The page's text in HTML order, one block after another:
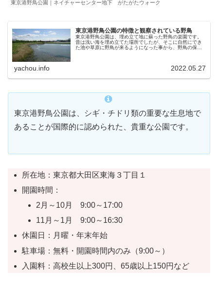
東京港野鳥公園｜ネイチャーセンター地下 がたがたウォーク
東京港野鳥公園の特徴と観察されている野鳥
東京港野鳥公園は、埋め立て地に蘇った野鳥の楽園です。
昔は浅い海を埋め立てた場所でしたが、そこに自然にでき
た池や草原に野鳥が来るようになった事から、野鳥の保護
yachou.info 2022.05.27
東京港野鳥公園は、シギ・チドリ類の重要な生息地で
あることが国際的に認められた、貴重な公園です。
所在地：東京都大田区東海３丁目１
開園時間：
2月～10月 9:00～17:00
11月～1月 9:00～16:30
休園日：月曜・年末年始
駐車場：無料・開園時間内のみ（9:00～）
入園料：高校生以上300円、65歳以上150円など